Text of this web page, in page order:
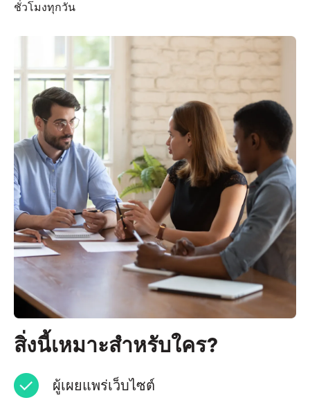
ชั่วโมงทุกวัน
สิ่งนี้เหมาะสำหรับใคร?
ผู้เผยแพร่เว็บไซต์